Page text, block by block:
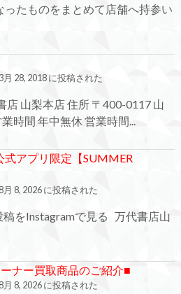
たものをまとめて店舗へ持参い
3月 28, 2018 に投稿された
店 山梨本店 住所 〒400-0117 山
時間 年中無休 営業時間...
アプリ限定【SUMMER
8月 8, 2026 に投稿された
をInstagramで見る 万代書店山
ナー買取商品のご紹介■
8月 8, 2026 に投稿された